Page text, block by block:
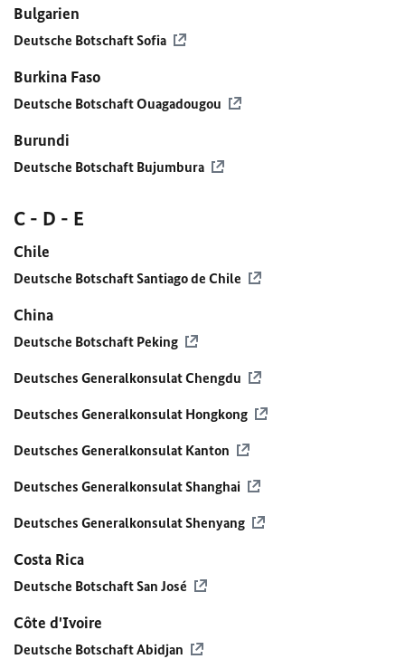
Bulgarien
Deutsche Botschaft Sofia
Burkina Faso
Deutsche Botschaft Ouagadougou
Burundi
Deutsche Botschaft Bujumbura
C - D - E
Chile
Deutsche Botschaft Santiago de Chile
China
Deutsche Botschaft Peking
Deutsches Generalkonsulat Chengdu
Deutsches Generalkonsulat Hongkong
Deutsches Generalkonsulat Kanton
Deutsches Generalkonsulat Shanghai
Deutsches Generalkonsulat Shenyang
Costa Rica
Deutsche Botschaft San José
Côte d'Ivoire
Deutsche Botschaft Abidjan